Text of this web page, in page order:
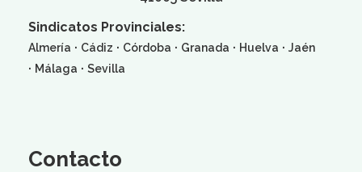
Sindicatos Provinciales:
Almería · Cádiz · Córdoba · Granada · Huelva · Jaén
· Málaga · Sevilla
Contacto